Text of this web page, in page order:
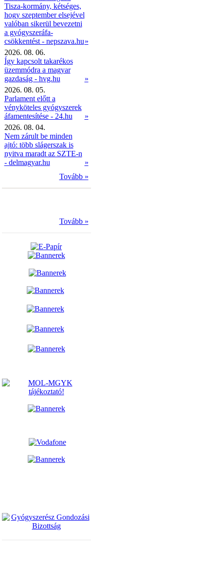
Tisza-kormány, kétséges,
hogy szeptember elsejével
valóban sikerül bevezetni
a gyógyszeráfa-
csökkentést - nepszava.hu»
2026. 08. 06.
Így kapcsolt takarékos
üzemmódra a magyar
gazdaság - hvg.hu
»
2026. 08. 05.
Parlament előtt a
vényköteles gyógyszerek
áfamentesítése - 24.hu
»
2026. 08. 04.
Nem zárult be minden
ajtó: több slágerszak is
nyitva maradt az SZTE-n
- delmagyar.hu
»
Tovább »
Tovább »